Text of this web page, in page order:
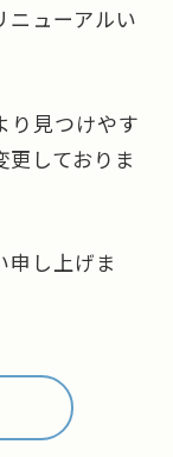
ニューアルい
り見つけやす
しておりま
し上げま